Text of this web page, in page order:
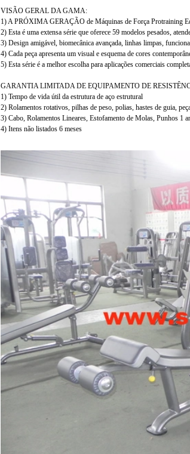
VISÃO GERAL DA GAMA:
1) A PRÓXIMA GERAÇÃO de Máquinas de Força Protraining
2) Esta é uma extensa série que oferece 59 modelos pesados,
3) Design amigável, biomecânica avançada, linhas limpas,
4) Cada peça apresenta um visual e esquema de cores
5) Esta série é a melhor escolha para aplicações comerciais
GARANTIA LIMITADA DE EQUIPAMENTO DE
1) Tempo de vida útil da estrutura de aço estrutural
2) Rolamentos rotativos, pilhas de peso, polias, hastes de guia,
3) Cabo, Rolamentos Lineares, Estofamento de Molas, Punhos 1
4) Itens não listados 6 meses